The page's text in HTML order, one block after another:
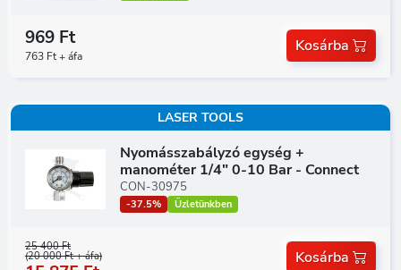
969 Ft
763 Ft + áfa
Kosárba
LASER TOOLS
Nyomásszabályzó egység +
manométer 1/4" 0-10 Bar - Connect
CON-30975
-37.5% Üzletünkben
25 400 Ft
(20 000 Ft + áfa) Kosárba